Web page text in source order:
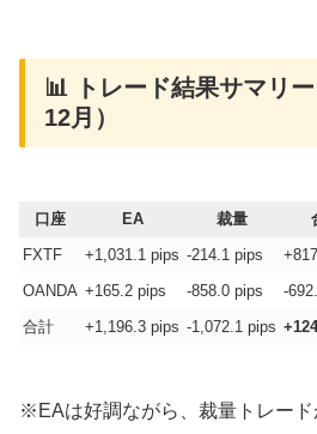
📊 トレード結果サマリ
12月）
口座 EA 裁量
FXTF
+1,031.1 pips -214.1 pips
OANDA +165.2 pips -858.0 pips
-
合計
+1,196.3 pips -1,072.1 pips
※EAは好調ながら、裁量トレード